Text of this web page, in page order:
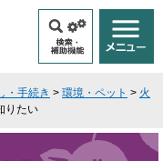
・手続き > 環境・ペット > 火
りたい